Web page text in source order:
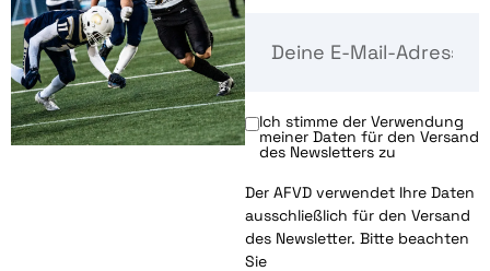
Ich stimme der Verwendung
meiner Daten für den Versand
des Newsletters zu
Der AFVD verwendet Ihre Daten
ausschließlich für den Versand
des Newsletter. Bitte beachten
Sie